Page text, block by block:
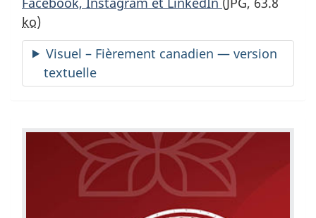
ko)
Visuel – Fièrement canadien — version
textuelle